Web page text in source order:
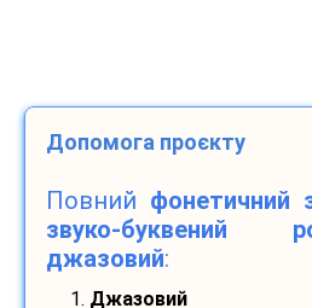
Допомога проєкту
Повний фонетичний
звуко-буквений
джазовий:
1. Джазовий